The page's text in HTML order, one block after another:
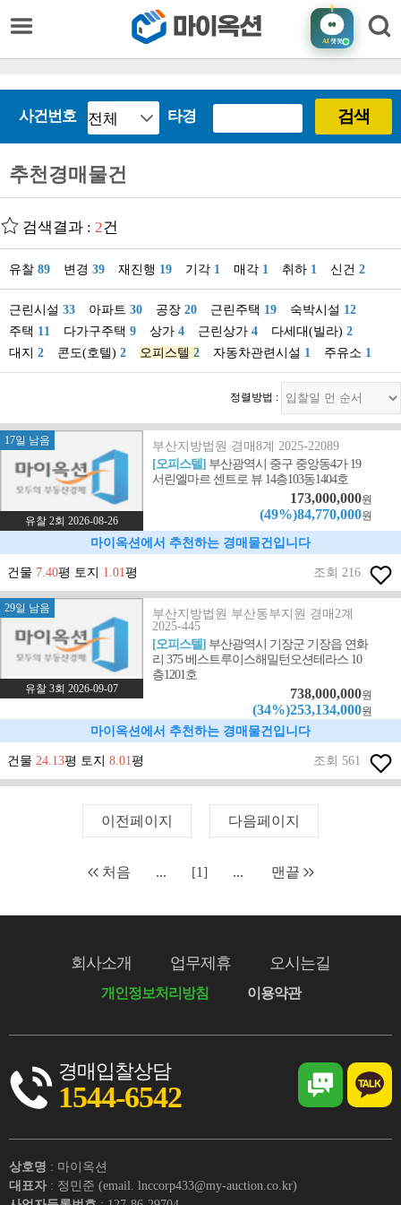
AI챗봇
사건번호 타경 검색
추천경매물건
검색결과 : 2건
유찰 89 변경 39 재진행 19 기각 1 매각 1 취하 1 신건 2
근린시설 33 아파트 30 공장 20 근린주택 19 숙박시설 12
주택 11 다가구주택 9 상가 4 근린상가 4 다세대(빌라) 2
대지 2 콘도(호텔) 2 오피스텔 2 자동차관련시설 1 주유소 1
정렬방법 :
17일 남음
유찰 2회 2026-08-26
부산지방법원 경매8계 2025-22089
[오피스텔] 부산광역시 중구 중앙동4가 19
서린엘마르 센트로 뷰 14층103동1404호
173,000,000원
(49%)84,770,000원
마이옥션에서 추천하는 경매물건입니다
건물 7.40평 토지 1.01평 조회 216
29일 남음
유찰 3회 2026-09-07
부산지방법원 부산동부지원 경매2계
2025-445
[오피스텔] 부산광역시 기장군 기장읍 연화
리 375 베스트루이스해밀턴오션테라스 10
층1201호
738,000,000원
(34%)253,134,000원
마이옥션에서 추천하는 경매물건입니다
건물 24.13평 토지 8.01평 조회 561
이전페이지 다음페이지
처음 ... [1] ... 맨끝
회사소개 업무제휴 오시는길
개인정보처리방침 이용약관
경매입찰상담
1544-6542
상호명 : 마이옥션
대표자 : 정민준 (email. lnccorp433@my-auction.co.kr)